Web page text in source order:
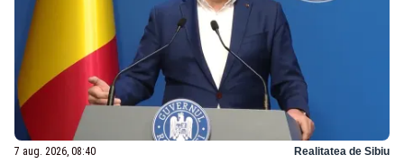
7 aug. 2026, 08:40 Realitatea de Sibiu